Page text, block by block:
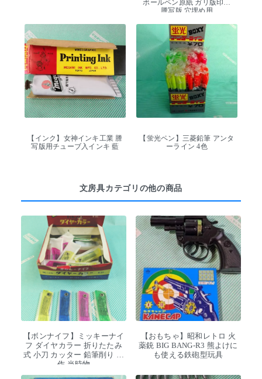
ボールペン原紙 ガリ版印刷
謄写版 穴埋め用
【インク】女神インキ工業 謄
写版用チューブ入インキ 藍
【蛍光ペン】三菱鉛筆 アンタ
ーライン 4色
文房具カテゴリの他の商品
【ボンナイフ】ミッキーナイ
フ ダイヤカラー 折りたたみ
式 小刀 カッター 鉛筆削り 工
作 当時物
【おもちゃ】昭和レトロ 火
薬銃 BIG BANG-R3 熊よけに
も使える鉄砲型玩具